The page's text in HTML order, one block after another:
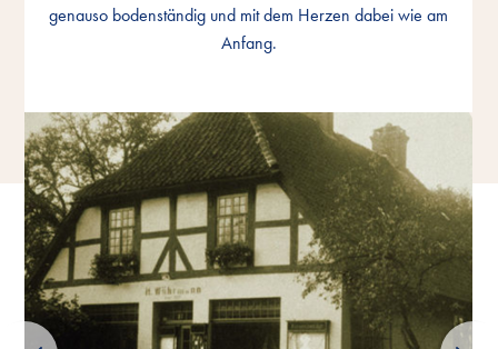
genauso bodenständig und mit dem Herzen dabei wie am
Anfang.
genauso bodenständig und mit dem Herzen dabei wie am
Anfang.
genauso bodenständig und mit dem Herzen dabei wie am
Anfang.